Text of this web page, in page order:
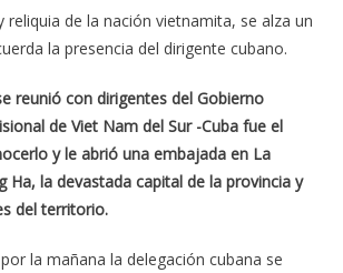
reliquia de la nación vietnamita, se alza un
la presencia del dirigente cubano.
reunió con dirigentes del Gobierno
de Viet Nam del Sur -Cuba fue el
y le abrió una embajada en La
Ha, la devastada capital de la provincia y
del territorio.
la mañana la delegación cubana se